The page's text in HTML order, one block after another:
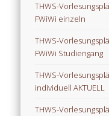
THWS-
FWiWi einzeln
THWS-
FWiWi Studiengang
THWS-
individuell AKTUELL
THWS-